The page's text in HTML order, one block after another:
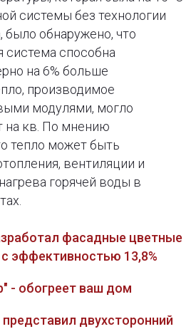
системы без технологии
было обнаружено, что
система способна
на 6% больше
производимое
модулями, могло
на кв. По мнению
тепло может быть
вентиляции и
горячей воды в
фасадные цветные
эффективностью 13,8%
- обогреет ваш дом
двухсторонний